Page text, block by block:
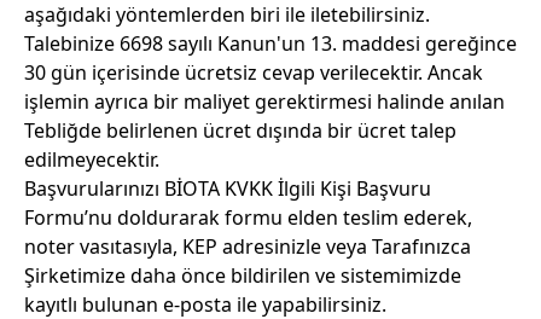
aşağıdaki yöntemlerden biri ile iletebilirsiniz.
Talebinize 6698 sayılı Kanun'un 13. maddesi gereğince
30 gün içerisinde ücretsiz cevap verilecektir. Ancak
işlemin ayrıca bir maliyet gerektirmesi halinde anılan
Tebliğde belirlenen ücret dışında bir ücret talep
edilmeyecektir.
Başvurularınızı BİOTA KVKK İlgili Kişi Başvuru
Formu’nu doldurarak formu elden teslim ederek,
noter vasıtasıyla, KEP adresinizle veya Tarafınızca
Şirketimize daha önce bildirilen ve sistemimizde
kayıtlı bulunan e-posta ile yapabilirsiniz.